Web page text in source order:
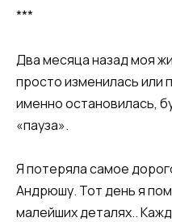
​***​
​Два месяца назад моя
просто изменилась или
именно остановилась,
«пауза».
Я потеряла самое
Андрюшу. Тот день я
малейших деталях..